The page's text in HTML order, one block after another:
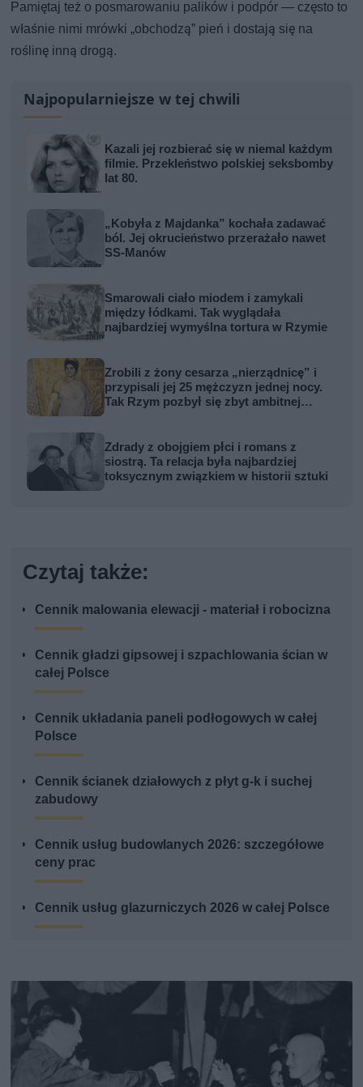
Pamiętaj też o posmarowaniu palików i podpór — często to
właśnie nimi mrówki „obchodzą” pień i dostają się na
roślinę inną drogą.
Najpopularniejsze w tej chwili
Kazali jej rozbierać się w niemal każdym
filmie. Przekleństwo polskiej seksbomby
lat 80.
„Kobyła z Majdanka” kochała zadawać
ból. Jej okrucieństwo przerażało nawet
SS-Manów
Smarowali ciało miodem i zamykali
między łódkami. Tak wyglądała
najbardziej wymyślna tortura w Rzymie
Zrobili z żony cesarza „nierządnicę” i
przypisali jej 25 mężczyzn jednej nocy.
Tak Rzym pozbył się zbyt ambitnej
Zdrady z obojgiem płci i romans z
siostrą. Ta relacja była najbardziej
toksycznym związkiem w historii sztuki
Czytaj także:
Cennik malowania elewacji - materiał i robocizna
Cennik gładzi gipsowej i szpachlowania ścian w
całej Polsce
Cennik układania paneli podłogowych w całej
Polsce
Cennik ścianek działowych z płyt g-k i suchej
zabudowy
Cennik usług budowlanych 2026: szczegółowe
ceny prac
Cennik usług glazurniczych 2026 w całej Polsce